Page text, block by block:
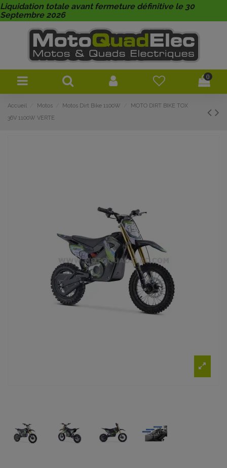
Liquidation totale avant fermeture définitive le 30
Septembre 2026
0
Accueil Motos Motos Dirt Bike 1100W
MOTO DIRT BIKE TOX
36V 1100W VERTE